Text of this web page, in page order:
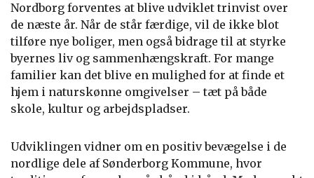
Nordborg forventes at blive udviklet trinvist over
de næste år. Når de står færdige, vil de ikke blot
tilføre nye boliger, men også bidrage til at styrke
byernes liv og sammenhængskraft. For mange
familier kan det blive en mulighed for at finde et
hjem i naturskønne omgivelser – tæt på både
skole, kultur og arbejdspladser.
Udviklingen vidner om en positiv bevægelse i de
nordlige dele af Sønderborg Kommune, hvor